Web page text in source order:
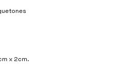
x 2cm.